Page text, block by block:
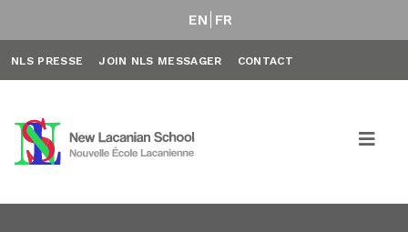
EN FR
NLS PRESSE JOIN NLS MESSAGER CONTACT